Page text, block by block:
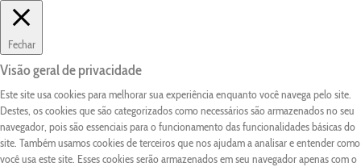
Fechar
Visão geral de privacidade
Este site usa cookies para melhorar sua experiência enquanto você navega pelo site.
Destes, os cookies que são categorizados como necessários são armazenados no seu
navegador, pois são essenciais para o funcionamento das funcionalidades básicas do
site. Também usamos cookies de terceiros que nos ajudam a analisar e entender como
você usa este site. Esses cookies serão armazenados em seu navegador apenas com o